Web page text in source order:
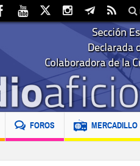
FOROS MERCADILLO